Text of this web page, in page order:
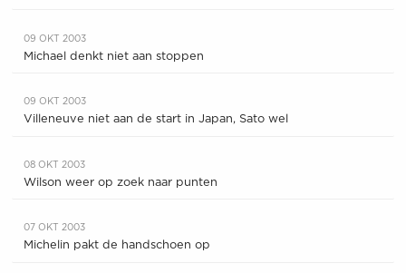
09 OKT 2003
Michael denkt niet aan stoppen
09 OKT 2003
Villeneuve niet aan de start in Japan, Sato wel
08 OKT 2003
Wilson weer op zoek naar punten
07 OKT 2003
Michelin pakt de handschoen op